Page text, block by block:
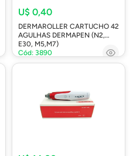
U$ 0,40
DERMAROLLER CARTUCHO 42
AGULHAS DERMAPEN (N2,
E30, M5,M7)
Cód: 3890